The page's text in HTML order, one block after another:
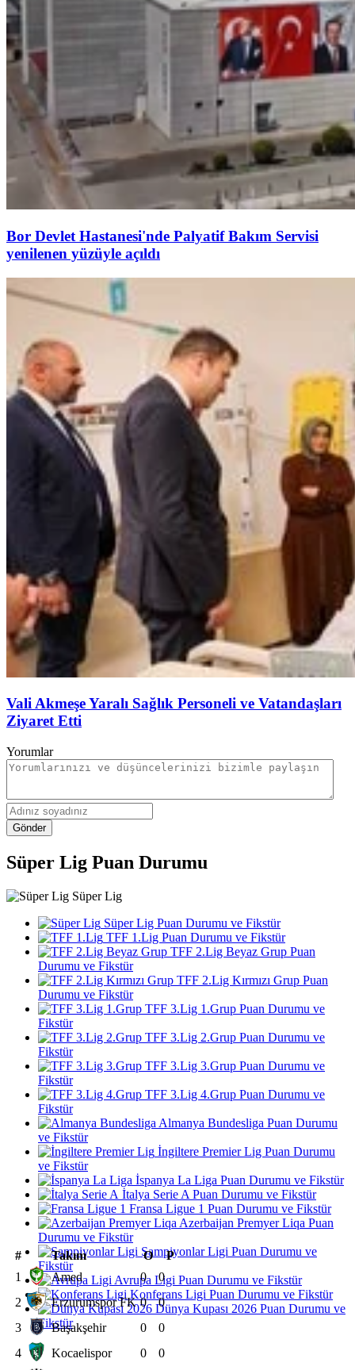
Bor Devlet Hastanesi'nde Palyatif Bakım Servisi
yenilenen yüzüyle açıldı
Vali Akmeşe Yaralı Sağlık Personeli ve Vatandaşları
Ziyaret Etti
Yorumlar
Gönder
Süper Lig Puan Durumu
Süper Lig
Süper Lig Puan Durumu ve Fikstür
TFF 1.Lig Puan Durumu ve Fikstür
TFF 2.Lig Beyaz Grup Puan
Durumu ve Fikstür
TFF 2.Lig Kırmızı Grup Puan
Durumu ve Fikstür
TFF 3.Lig 1.Grup Puan Durumu ve
Fikstür
TFF 3.Lig 2.Grup Puan Durumu ve
Fikstür
TFF 3.Lig 3.Grup Puan Durumu ve
Fikstür
TFF 3.Lig 4.Grup Puan Durumu ve
Fikstür
Almanya Bundesliga Puan Durumu
ve Fikstür
İngiltere Premier Lig Puan Durumu
ve Fikstür
İspanya La Liga Puan Durumu ve Fikstür
İtalya Serie A Puan Durumu ve Fikstür
Fransa Ligue 1 Puan Durumu ve Fikstür
Azerbaijan Premyer Liqa Puan
Durumu ve Fikstür
Şampiyonlar Ligi Puan Durumu ve
Fikstür
Avrupa Ligi Puan Durumu ve Fikstür
Konferans Ligi Puan Durumu ve Fikstür
Dünya Kupası 2026 Puan Durumu ve
Fikstür
# Takım O
P
1
Amed 0
0
2
Erzurumspor FK 0
0
3
Başakşehir 0
0
4
Kocaelispor 0
0